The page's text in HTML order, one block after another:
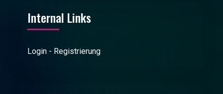
Internal Links
Login - Registrierung